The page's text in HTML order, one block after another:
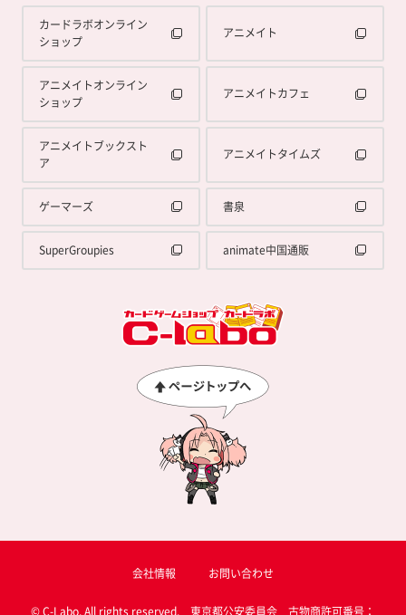
カードラボオンライン
ショップ
アニメイト
アニメイトオンライン
ショップ
アニメイトカフェ
アニメイトブックスト
ア
アニメイトタイムズ
ゲーマーズ 書泉
SuperGroupies animate中国通販
会社情報 お問い合わせ
© C-Labo, All rights reserved. 東京都公安委員会 古物商許可番号：